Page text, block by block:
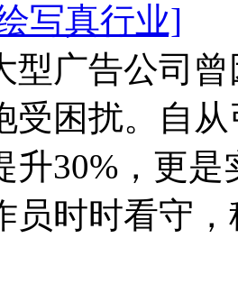
写真行业]
型广告公司
受困扰。自
升30%，更
员时时看守